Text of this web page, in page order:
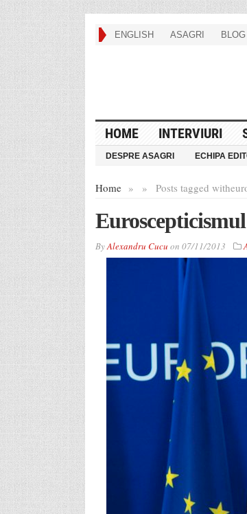
ENGLISH ASAGRI BLOG
HOME INTERVIURI
DESPRE ASAGRI ECHIPA
Home » Posts tagged with
»
ByAlexandru Cucu on 07/11/2013